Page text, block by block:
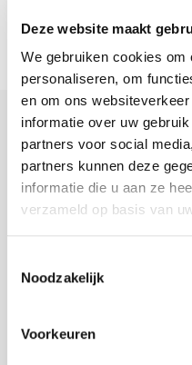
Deze website maakt
We gebruiken cookies
personaliseren, om
en om ons
informatie over uw
partners voor social
partners kunnen deze
informatie die u aan ze
verzameld op basis van
Noodzakelijk
Voorkeuren
Sinds 2006 uw Mac
Vandaag besteld,